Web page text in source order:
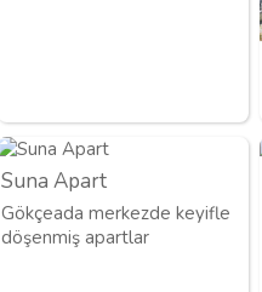
Suna Apart
Gökçeada merkezde keyifle
döşenmiş apartlar